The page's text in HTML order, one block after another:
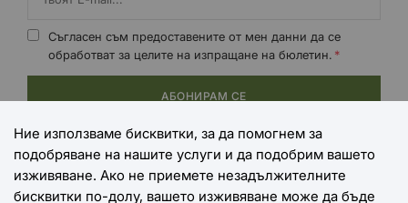
Съгласен съм предоставените от мен данни да се
обработват за целите на изпращане на бюлетин.
АБОНИРАМ СЕ
НАЧИНИ НА ПЛАЩАНЕ
Ние използваме бисквитки, за да помогнем за
подобряване на нашите услуги и да подобрим вашето
изживяване. Ако не приемете незадължителните
бисквитки по-долу, вашето изживяване може да бъде